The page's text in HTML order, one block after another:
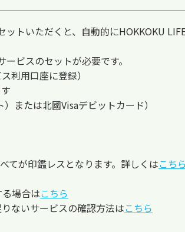
トいただくと、自動的にHOKKOKU
ビスのセットが必要です。
利用口座に登録）
または北國Visaデビットカード）
てが印鑑レスとなります。詳しくはこちら
場合はこちら
ないサービスの確認方法はこちら